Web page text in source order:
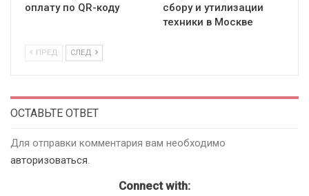
оплату по QR-коду
сбору и утилизации
техники в Москве
ПРЕД СЛЕД
ОСТАВЬТЕ ОТВЕТ
Для отправки комментария вам необходимо
авторизоваться.
Connect with: